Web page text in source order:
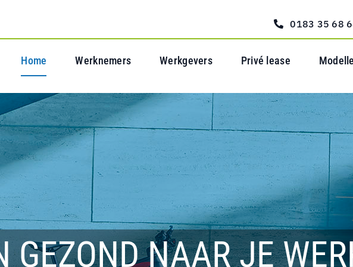
0183 35 68
Home Werknemers Werkgevers Privé lease
GEZOND NAAR JE